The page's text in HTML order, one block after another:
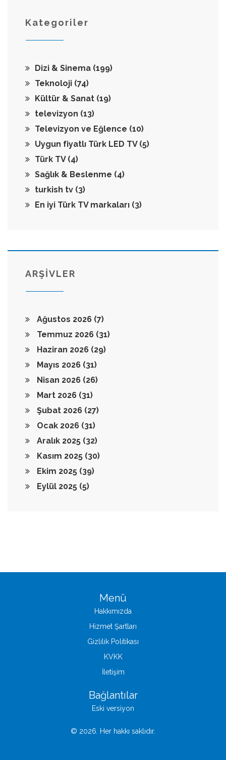
Kategoriler
Dizi & Sinema (199)
Teknoloji (74)
Kültür & Sanat (19)
televizyon (13)
Televizyon ve Eğlence (10)
Uygun fiyatlı Türk LED TV (5)
Türk TV (4)
Sağlık & Beslenme (4)
turkish tv (3)
En iyi Türk TV markaları (3)
ARŞİVLER
Ağustos 2026 (7)
Temmuz 2026 (31)
Haziran 2026 (29)
Mayıs 2026 (31)
Nisan 2026 (26)
Mart 2026 (31)
Şubat 2026 (27)
Ocak 2026 (31)
Aralık 2025 (32)
Kasım 2025 (30)
Ekim 2025 (39)
Eylül 2025 (5)
Menü
Hakkımızda
Hizmet Şartları
Gizlilik Politikası
KVKK
İletişim
Bağlantılar
Eski versiyon
© 2026. Her hakkı saklıdır.